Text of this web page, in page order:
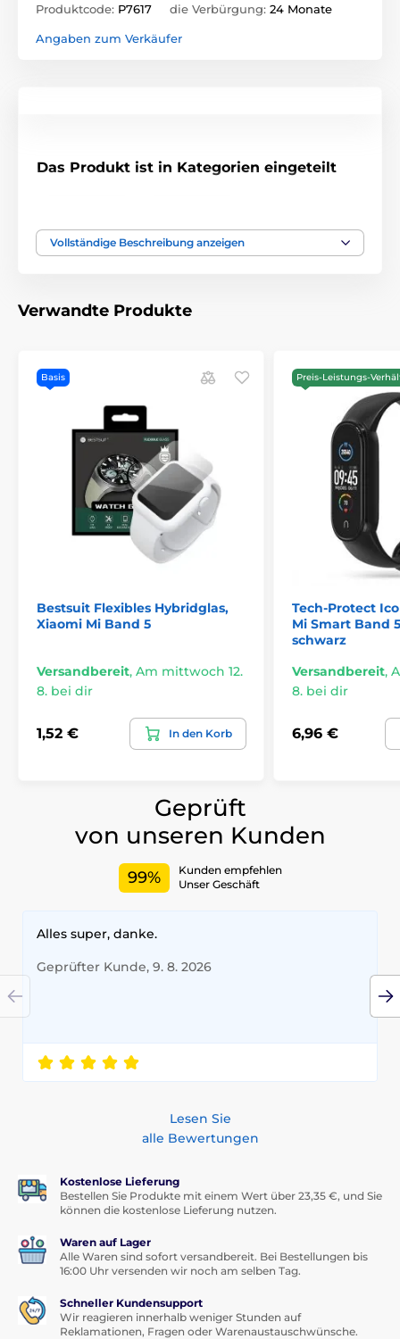
Produktcode: P7617 die Verbürgung: 24 Monate
Angaben zum Verkäufer
Das Produkt ist in Kategorien eingeteilt
Vollständige Beschreibung anzeigen
Verwandte Produkte
Basis
Bestsuit Flexibles Hybridglas,
Xiaomi Mi Band 5
Versandbereit, Am mittwoch 12.
8. bei dir
1,52 € In den Korb
Preis-Leistungs-
Tech-Protect
Mi Smart Band
schwarz
Versandbereit,
8. bei dir
6,96 €
Geprüft
von unseren Kunden
99%
Kunden empfehlen
Unser Geschäft
Alles super, danke.
Geprüfter Kunde, 9. 8. 2026
Lesen Sie
alle Bewertungen
Kostenlose Lieferung
Bestellen Sie Produkte mit einem Wert über 23,35 €, und Sie
können die kostenlose Lieferung nutzen.
Waren auf Lager
Alle Waren sind sofort versandbereit. Bei Bestellungen bis
16:00 Uhr versenden wir noch am selben Tag.
Schneller Kundensupport
Wir reagieren innerhalb weniger Stunden auf
Reklamationen, Fragen oder Warenaustauschwünsche.